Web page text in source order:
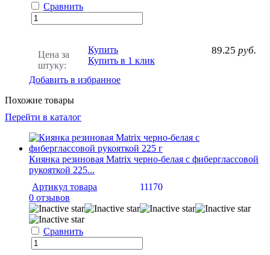
Сравнить
Цена за
штуку:
89.25 руб.
Купить
Купить в 1 клик
Добавить в избранное
Похожие товары
Перейти в каталог
Киянка резиновая Matrix черно-белая с фиберглассовой
рукояткой 225...
Артикул товара
11170
0 отзывов
Сравнить